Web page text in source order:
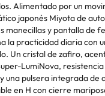
Alimentado por un
japonés Miyota de
manecillas y pantalla de
la practicidad diaria con
Un cristal de zafiro,
LumiNova,
una pulsera integrada de
en H con cierre